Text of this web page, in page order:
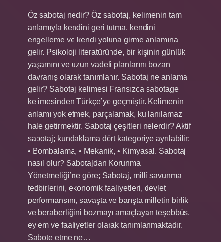
Öz sabotaj nedir? Öz sabotaj, kelimenin tam
anlamıyla kendini geri tutma, kendini
engelleme ve kendi yoluna girme anlamına
gelir. Psikoloji literatüründe, bir kişinin günlük
yaşamını ve uzun vadeli planlarını bozan
davranış olarak tanımlanır. Sabotaj ne anlama
gelir? Sabotaj kelimesi Fransızca sabotage
kelimesinden Türkçe’ye geçmiştir. Kelimenin
anlamı yok etmek, parçalamak, kullanılamaz
hale getirmektir. Sabotaj çeşitleri nelerdir? Aktif
sabotaj; kundaklama dört kategoriye ayrılabilir:
• Bombalama, • Mekanik, • Kimyasal. Sabotaj
nasıl olur? Sabotajdan Korunma
Yönetmeliği’ne göre; Sabotaj, millî savunma
tedbirlerini, ekonomik faaliyetleri, devlet
performansını, savaşta ve barışta milletin birlik
ve beraberliğini bozmayı amaçlayan teşebbüs,
eylem ve faaliyetler olarak tanımlanmaktadır.
Sabote etme ne…